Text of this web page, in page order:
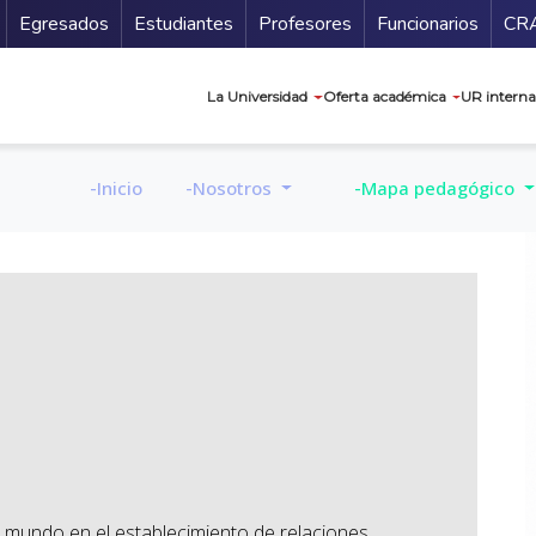
Secundario
Egresados Estudiantes Profesores Funcionarios
La Universidad Oferta académica UR
-Inicio -Nosotros -Mapa pedagógico